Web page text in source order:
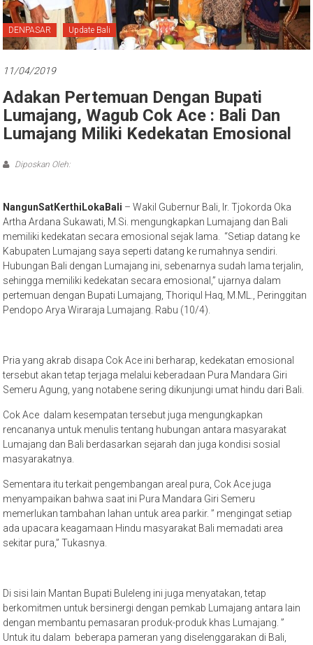
Bali
DENPASAR Update Bali
11/04/2019
Adakan Pertemuan Dengan Bupati
Lumajang, Wagub Cok Ace : Bali Dan
Lumajang Miliki Kedekatan Emosional
Diposkan Oleh:
NangunSatKerthiLokaBali – Wakil Gubernur Bali, Ir. Tjokorda Oka
Artha Ardana Sukawati, M.Si. mengungkapkan Lumajang dan Bali
memiliki kedekatan secara emosional sejak lama. “Setiap datang ke
Kabupaten Lumajang saya seperti datang ke rumahnya sendiri.
Hubungan Bali dengan Lumajang ini, sebenarnya sudah lama terjalin,
sehingga memiliki kedekatan secara emosional,” ujarnya dalam
pertemuan dengan Bupati Lumajang, Thoriqul Haq, M.ML., Peringgitan
Pendopo Arya Wiraraja Lumajang. Rabu (10/4).
Pria yang akrab disapa Cok Ace ini berharap, kedekatan emosional
tersebut akan tetap terjaga melalui keberadaan Pura Mandara Giri
Semeru Agung, yang notabene sering dikunjungi umat hindu dari Bali.
Cok Ace dalam kesempatan tersebut juga mengungkapkan
rencananya untuk menulis tentang hubungan antara masyarakat
Lumajang dan Bali berdasarkan sejarah dan juga kondisi sosial
masyarakatnya.
Sementara itu terkait pengembangan areal pura, Cok Ace juga
menyampaikan bahwa saat ini Pura Mandara Giri Semeru
memerlukan tambahan lahan untuk area parkir. ” mengingat setiap
ada upacara keagamaan Hindu masyarakat Bali memadati area
sekitar pura,” Tukasnya.
Di sisi lain Mantan Bupati Buleleng ini juga menyatakan, tetap
berkomitmen untuk bersinergi dengan pemkab Lumajang antara lain
dengan membantu pemasaran produk-produk khas Lumajang. ”
Untuk itu dalam beberapa pameran yang diselenggarakan di Bali,